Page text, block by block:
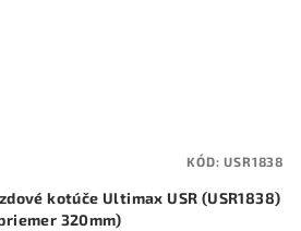
kotúče Ultimax USR (USR1838)
320mm)
KÓD:USR1838